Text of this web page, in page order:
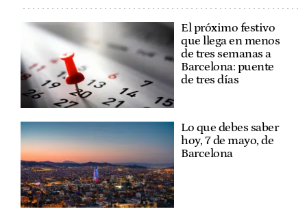
El próximo festivo
que llega en menos
de tres semanas a
Barcelona: puente
de tres días
Lo que debes saber
hoy, 7 de mayo, de
Barcelona